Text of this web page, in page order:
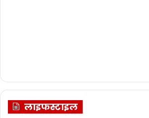
लाइफस्टाइल